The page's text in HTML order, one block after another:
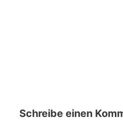
Schreibe einen